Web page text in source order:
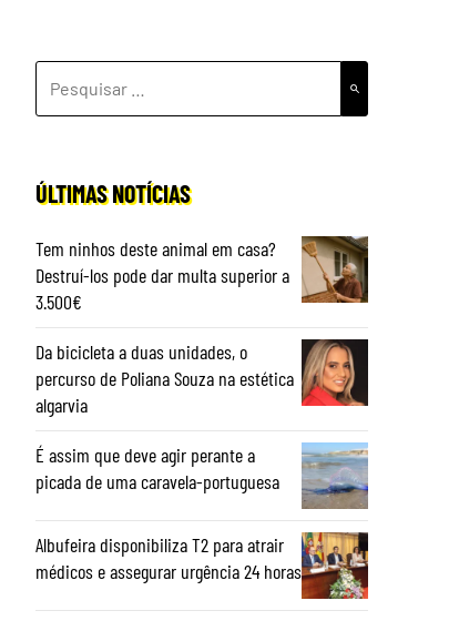
POR:
ÚLTIMAS NOTÍCIAS
Tem ninhos deste animal em casa?
Destruí-los pode dar multa superior a
3.500€
Da bicicleta a duas unidades, o
percurso de Poliana Souza na estética
algarvia
É assim que deve agir perante a
picada de uma caravela-portuguesa
Albufeira disponibiliza T2 para atrair
médicos e assegurar urgência 24 horas